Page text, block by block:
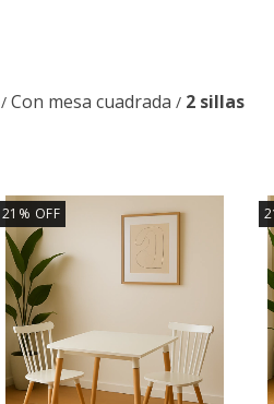
/ Con mesa cuadrada / 2 sillas
21 % OFF